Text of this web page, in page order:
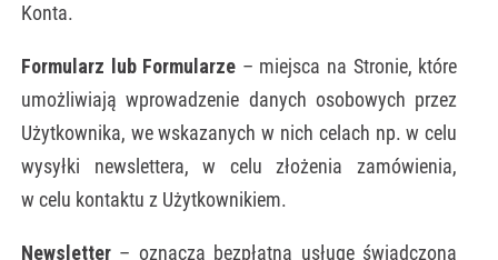
Konta.
Formularz lub Formularze – miejsca na Stronie, które
umożliwiają wprowadzenie danych osobowych przez
Użytkownika, we wskazanych w nich celach np. w celu
wysyłki newslettera, w celu złożenia zamówienia,
w celu kontaktu z Użytkownikiem.
Newsletter– oznacza bezpłatną usługę świadczoną